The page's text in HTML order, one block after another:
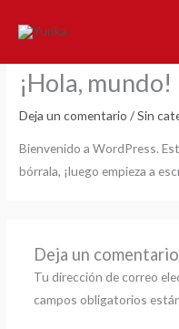
¡Hola, mundo!
Deja un comentario /Sin
Bienvenido a WordPress.
bórrala, ¡luego empieza a
Deja un comentario
Tu dirección de correo
campos obligatorios